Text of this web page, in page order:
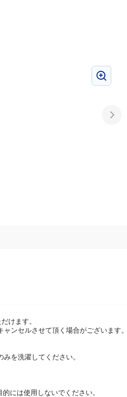
けます。
ンセルさせて頂く場合がございます
を洗濯してください。
には使用しないでください。